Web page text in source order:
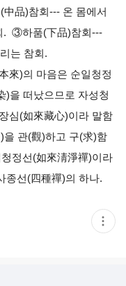
品)참회--- 온 몸에서
③하품(下品)참회---
는 참회.
來)의 마음은 순일청정
)을 떠났으므로 자성청
심(如來藏心)이라 말함
관(觀)하고 구(求)함
정선(如來淸淨禪)이라
종선(四種禪)의 하나.
현
재